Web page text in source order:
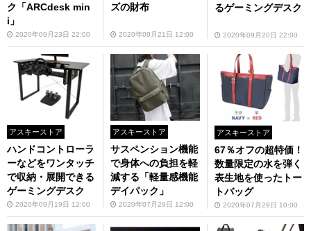
ク「ARCdesk min
i」
2020年09月23日 22:00
ズの財布
2020年09月21日 12:00
るゲーミングデスク
2020年09月20日 22:00
アスキーストア
ハンドコントローラ
ーなどをワンタッチ
で収納・展開できる
ゲーミングデスク
2020年09月19日 12:00
アスキーストア
サスペンション機能
で身体への負担を軽
減する「軽量感機能
デイパック」
2020年07月29日 12:00
アスキーストア
67％オフの超特価！
数量限定の水を弾く
表生地を使ったトー
トバッグ
2020年07月29日 10:00